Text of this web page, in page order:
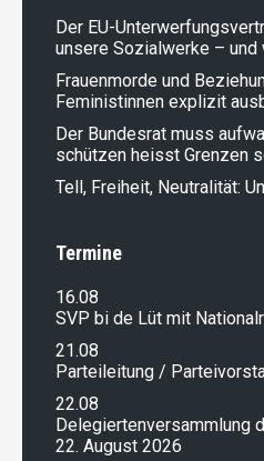
Der EU-
unsere Sozialwerke – und
Frauenmorde und
Feministinnen explizit
Der Bundesrat muss
schützen heisst Grenzen
Tell, Freiheit, Neutralität:
Termine
16.08
SVP bi de Lüt mit
21.08
Parteileitung /
22.08
Delegiertenversammlung
22. August 2026